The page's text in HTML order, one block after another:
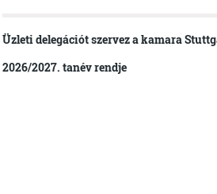
Üzleti delegációt szervez a kamara
2026/2027. tanév rendje